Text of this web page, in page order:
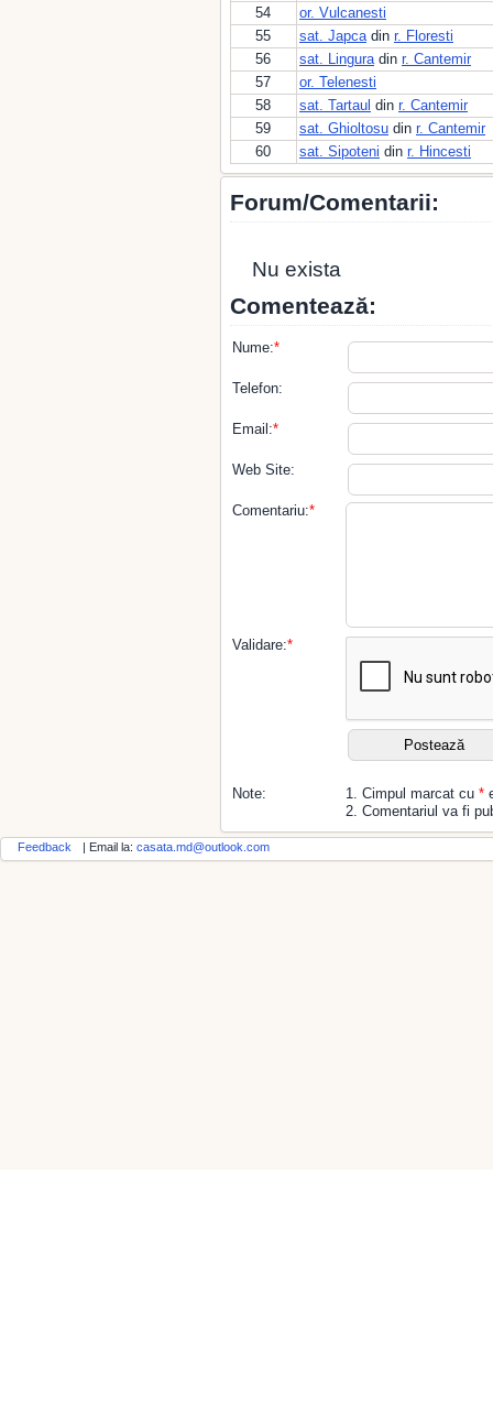
54
or. Vulcanesti
55
sat. Japcadin r. Floresti
56
sat. Linguradin r. Cantemir
57
or. Telenesti
58
sat. Tartaul din r. Cantemir
59
sat. Ghioltosu din r. Cantemir
60
sat. Sipoteni din r. Hincesti
Forum/Comentarii:
Nu exista
Comentează:
Nume:*
Telefon:
Email:*
Web Site:
Comentariu:*
Validare:*
Note: 1. Cimpul marcat cu *
2. Comentariul va fi
Feedback | Email la: casata.md@outlook.com